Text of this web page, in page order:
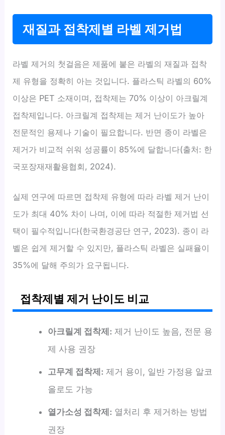
재질과 접착제별 라벨 제거법
라벨 제거의 첫걸음은 제품에 붙은 라벨의 재질과 접착
제 유형을 정확히 아는 것입니다. 플라스틱 라벨의 60%
이상은 PET 소재이며, 접착제는 70% 이상이 아크릴계
접착제입니다. 아크릴계 접착제는 제거 난이도가 높아
전문적인 용제나 기술이 필요합니다. 반면 종이 라벨은
제거가 비교적 쉬워 성공률이 85%에 달합니다(출처: 한
국포장재재활용협회, 2024).
실제 연구에 따르면 접착제 유형에 따라 라벨 제거 난이
도가 최대 40% 차이 나며, 이에 따라 적절한 제거법 선
택이 필수적입니다(한국환경공단 연구, 2023). 종이 라
벨은 쉽게 제거할 수 있지만, 플라스틱 라벨은 실패율이
35%에 달해 주의가 요구됩니다.
접착제별 제거 난이도 비교
아크릴계 접착제: 제거 난이도 높음, 전문 용
제 사용 권장
고무계 접착제: 제거 용이, 일반 가정용 알코
올로도 가능
열가소성 접착제: 열처리 후 제거하는 방법
권장